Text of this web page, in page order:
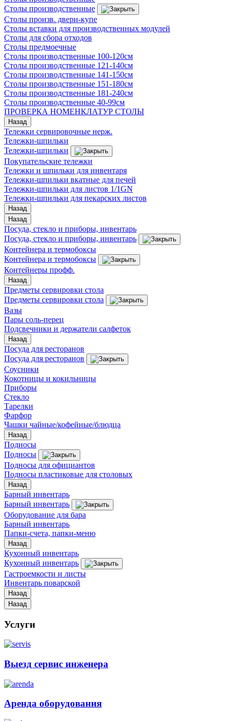
Столы производственные
Столы произв. двери-купе
Столы вставки для производственных модулей
Столы для сбора отходов
Столы предмоечные
Столы производственные 100-120см
Столы производственные 121-140см
Столы производственные 141-150см
Столы производственные 151-180см
Столы производственные 181-240см
Столы производственные 40-99см
ПРОВЕРКА НОМЕНКЛАТУР СТОЛЫ
Назад
Тележки сервировочные нерж.
Тележки-шпильки
Тележки-шпильки
Покупательские тележки
Тележки и шпильки для инвентаря
Тележки-шпильки вкатные для печей
Тележки-шпильки для листов 1/1GN
Тележки-шпильки для пекарских листов
Назад
Назад
Посуда, стекло и приборы, инвентарь
Посуда, стекло и приборы, инвентарь
Контейнера и термобоксы
Контейнера и термобоксы
Контейнеры профф.
Назад
Предметы сервировки стола
Предметы сервировки стола
Вазы
Пары соль-перец
Подсвечники и держатели салфеток
Назад
Посуда для ресторанов
Посуда для ресторанов
Соусники
Кокотницы и кокильницы
Приборы
Стекло
Тарелки
Фарфор
Чашки чайные/кофейные/блюдца
Назад
Подносы
Подносы
Подносы для официантов
Подносы пластиковые для столовых
Назад
Барный инвентарь
Барный инвентарь
Оборудование для бара
Барный инвентарь
Папки-счета, папки-меню
Назад
Кухонный инвентарь
Кухонный инвентарь
Гастроемкости и листы
Инвентарь поварской
Назад
Назад
Услуги
Выезд сервис инженера
Аренда оборудования